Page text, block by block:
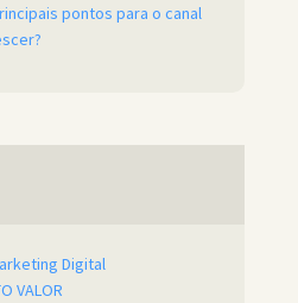
pontos para o canal
Digital
VALOR